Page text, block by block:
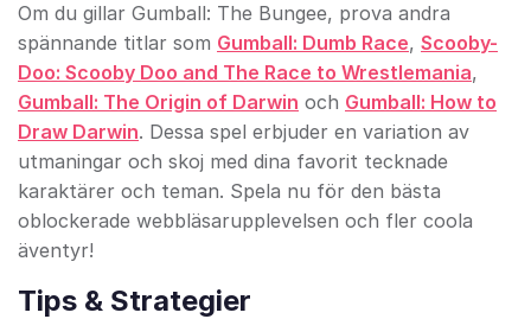
Om du gillar Gumball: The Bungee, prova andra
spännande titlar som Gumball: Dumb Race, Scooby-
Doo: Scooby Doo and The Race to Wrestlemania,
Gumball: The Origin of Darwin och Gumball: How to
Draw Darwin. Dessa spel erbjuder en variation av
utmaningar och skoj med dina favorit tecknade
karaktärer och teman. Spela nu för den bästa
oblockerade webbläsarupplevelsen och fler coola
äventyr!
Tips & Strategier